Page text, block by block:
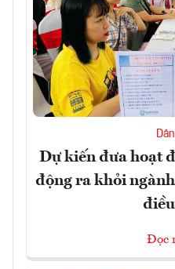
Dự kiến đưa hoạt
động ra khỏi
Đọc